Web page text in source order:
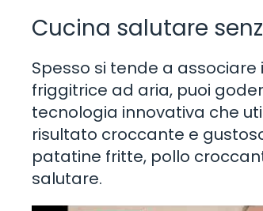
Cucina salutare
Spesso si tende a
friggitrice ad aria, puoi
tecnologia innovativa che
risultato croccante e
patatine fritte, pollo
salutare.